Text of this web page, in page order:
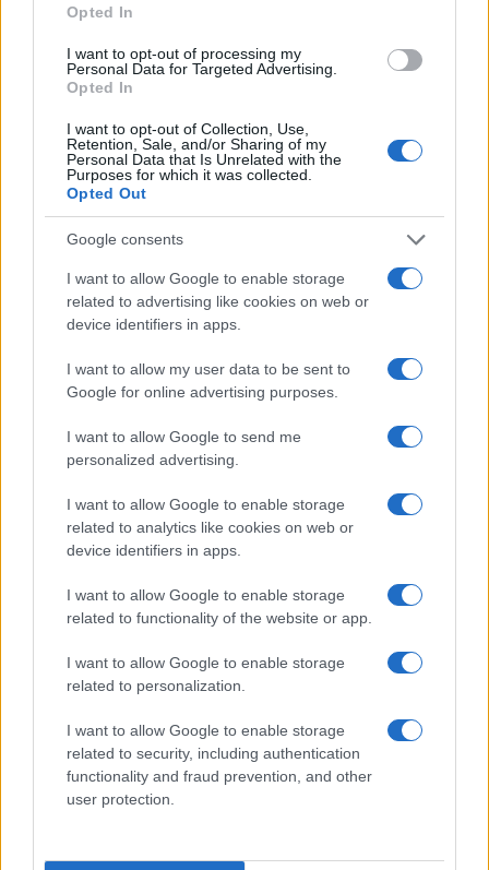
Opted In
I want to opt-out of processing my
Personal Data for Targeted Advertising.
Opted In
I want to opt-out of Collection, Use,
Retention, Sale, and/or Sharing of my
Personal Data that Is Unrelated with the
Purposes for which it was collected.
Opted Out
Google consents
I want to allow Google to enable storage
related to advertising like cookies on web or
device identifiers in apps.
I want to allow my user data to be sent to
Google for online advertising purposes.
I want to allow Google to send me
personalized advertising.
I want to allow Google to enable storage
related to analytics like cookies on web or
device identifiers in apps.
I want to allow Google to enable storage
related to functionality of the website or app.
I want to allow Google to enable storage
related to personalization.
I want to allow Google to enable storage
related to security, including authentication
functionality and fraud prevention, and other
user protection.
Continua a leggere
LIFESTYLE
Sri Lanka: itinerari tra spiritualità, architettura e
spiagge paradisiache
Matteo Pellegrino · 8 Ago 2026
LIFESTYLE